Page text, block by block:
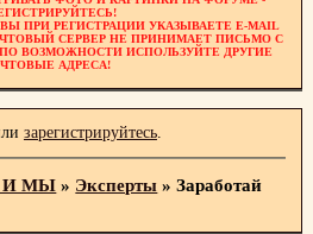
ПРИ РЕГИСТРАЦИИ УКАЗЫВАЕТЕ E-MAIL
СЕРВЕР НЕ ПРИНИМАЕТ ПИСЬМО С
ВОЗМОЖНОСТИ ИСПОЛЬЗУЙТЕ ДРУГИЕ
АДРЕСА!
зарегистрируйтесь.
И МЫ » Эксперты »Заработай